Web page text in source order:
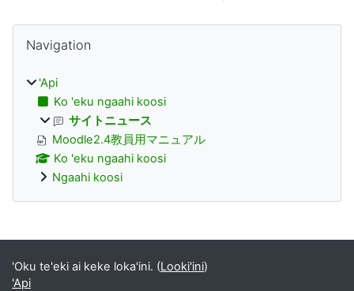
Ngaahi Kaveinga
Navigation
'Api
Ko 'eku ngaahi koosi
サイトニュース
Moodle2.4教員用マニュアル
Ko 'eku ngaahi koosi
Ngaahi koosi
Supplementary blocks
'Oku te'eki ai keke loka'ini. (Looki'ini)
'Api